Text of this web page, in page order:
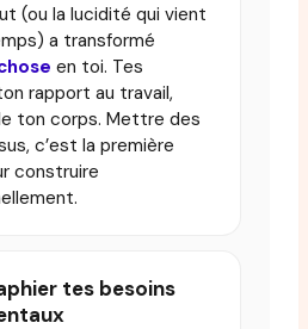
(ou la lucidité qui vient
a transformé
en toi. Tes
rapport au travail,
ton corps. Mettre des
c’est la première
construire
tes besoins